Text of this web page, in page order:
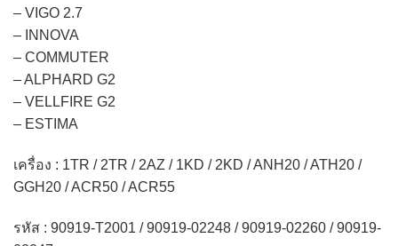
– VIGO 2.7
– INNOVA
– COMMUTER
– ALPHARD G2
– VELLFIRE G2
– ESTIMA
เครื่อง : 1TR / 2TR / 2AZ / 1KD / 2KD / ANH20 / ATH20 /
GGH20 / ACR50 / ACR55
รหัส : 90919-T2001 / 90919-02248 / 90919-02260 / 90919-